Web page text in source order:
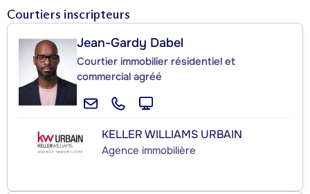
Courtiers inscripteurs
Jean-Gardy Dabel
Courtier immobilier résidentiel et
commercial agréé
KELLER WILLIAMS URBAIN
Agence immobilière